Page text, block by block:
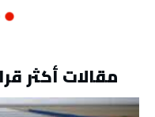
مقالات أكثر